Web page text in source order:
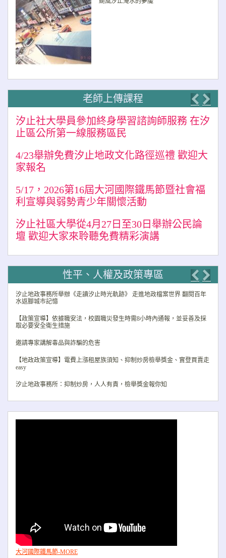
老師上傳課程
汐止社大學員參加終身學習諮詢師服務 在汐
止區公所第一線服務區民
4/23舉辦免費汐止地政文化路徑巡禮 歡迎大
家報名
5/17，2026第16屆大河國際鐵馬節暨社會福
利宣導與弱勢青少年關懷活動
汐止社區大學從4月27日至30日舉辦公民論
壇 歡迎大家來聆聽免費精彩演講
性平、人權及政策專區
汐止地政事務所舉辦《走讀汐止時光軌跡》 走進地政檔案世界 翻閱百年
水返腳城市記憶
【政策宣導】依據職安法，校園職災發生時需8小時內通報，並妥善及採
取必要安全衛生措施
邀請專家講解毒品與詐騙的危害
【地政政策宣導】電費上漲租屋族須知、抑制炒房檢舉獎金、實登買賣走
easy
汐止地政事務所：抑制炒房，人人有責，檢舉獎金報你知
大河國際鐵馬節-MORE